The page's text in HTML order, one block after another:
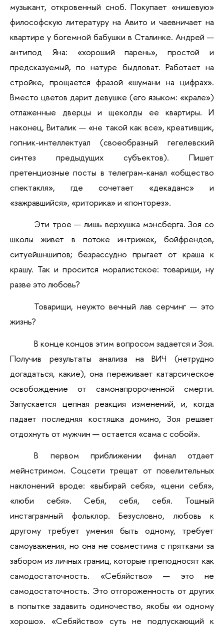
музыкант, откровенный сноб. Покупает «нишевую»
философскую литературу на Авито и чаевничает на
квартире у богемной бабушки в Сталинке. Андрей —
антипод Яна: «хороший парень», простой и
предсказуемый, по натуре быдловат. Работает на
стройке, прощается фразой «шумани на цифрах».
Вместо цветов дарит девушке (его языком: «крале»)
отлаженные дверцы и щеколды ее квартиры. И
наконец, Виталик — «не такой как все», креативщик,
гопник-интеллектуал (своеобразный гегелевский
синтез предыдущих субъектов). Пишет
претенциозные посты в телеграм-канал «общество
спектакля», где сочетает «декаданс» и
«зажравшийся», «риторика» и «понторез».
Эти трое — лишь верхушка мэнсберга. Зоя со
школы живет в потоке интрижек, бойфрендов,
ситуейшншипов; безрассудно прыгает от краша к
крашу. Так и просится моралистское: товарищи, ну
разве это любовь?
Товарищи, неужто вечный лав серчинг — это
жизнь?
В конце концов этим вопросом задается и Зоя.
Получив результаты анализа на ВИЧ (нетрудно
догадаться, какие), она переживает катарсическое
освобождение от самонапророченной смерти.
Запускается цепная реакция изменений, и, когда
падает последняя костяшка домино, Зоя решает
отдохнуть от мужчин — остается «сама с собой».
В первом приближении финал отдает
мейнстримом. Соцсети трещат от повелительных
наклонений вроде: «выбирай себя», «цени себя»,
«люби себя». Себя, себя, себя. Тошный
инстаграмный фольклор. Безусловно, любовь к
другому требует умения быть одному, требует
самоуважения, но она не совместима с прятками за
забором из личных границ, которые преподносят как
самодостаточность. «Себяйство» — это не
самодостаточность. Это отгороженность от других
в попытке задавить одиночество, якобы «и одному
хорошо». «Себяйство» суть не подпускающий к